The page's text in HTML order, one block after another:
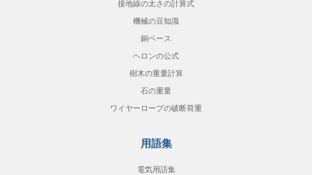
接地線の太さの計算式
機械の豆知識
銅ベース
ヘロンの公式
樹木の重量計算
石の重量
ワイヤーロープの破断荷重
用語集
電気用語集